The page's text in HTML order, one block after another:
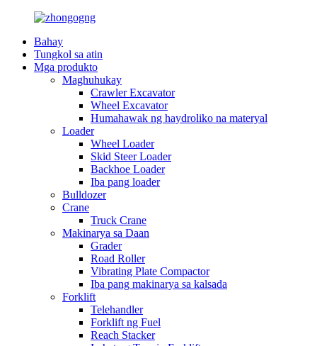
Bahay
Tungkol sa atin
Mga produkto
Maghuhukay
Crawler Excavator
Wheel Excavator
Humahawak ng haydroliko na materyal
Loader
Wheel Loader
Skid Steer Loader
Backhoe Loader
Iba pang loader
Bulldozer
Crane
Truck Crane
Makinarya sa Daan
Grader
Road Roller
Vibrating Plate Compactor
Iba pang makinarya sa kalsada
Forklift
Telehandler
Forklift ng Fuel
Reach Stacker